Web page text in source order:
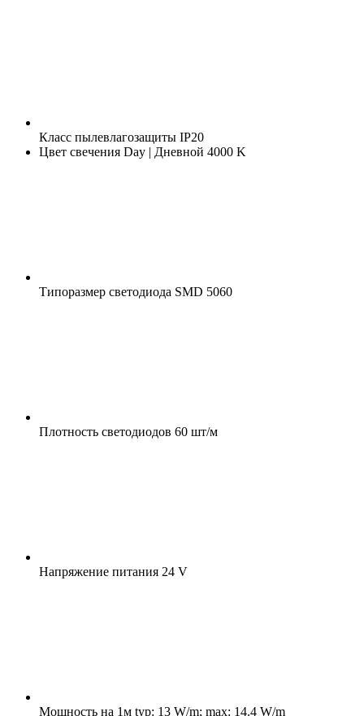
Класс пылевлагозащиты IP20
Цвет свечения Day | Дневной 4000 K
Типоразмер светодиода SMD 5060
Плотность светодиодов 60 шт/м
Напряжение питания 24 V
Мощность на 1м typ: 13 W/m; max: 14.4 W/m